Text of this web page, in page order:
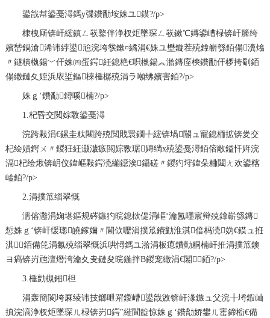
鍙戠幇鍙戞潯鎷у弽鐨勫垵姝ユ鏌?/p>
棣栧厛锛屽綋鎮ㄥ彂鐜伴浄杈炬墜琛ㄥ彂鏉℃嫥鍙嶆椂锛屽簲绔
嬪嵆鍋滄浠讳綍鍙兘浣垮彂鏉¤繘涓€姝ユ壄鏇茬殑鎿嶄綔銆傝瀵熻
〃鐩樻槸鍚﹀仠姝㈣蛋鍔紝鎴栬€呮槸鍚︽湁鏄庢樉鐨勫仠椤挎劅銆
傝繖鏈夊姪浜庡垽鏂棶棰樼殑涓ラ噸绋嬪害銆?/p>
姝ｇ‘鐨勫鐞嗘楠?/p>
1.杞昏交閲婃斁鍙戞潯
浣跨敤涓€鏍圭粏闀跨殑閲戝睘鐗╀綋锛堝閽ュ寵鎴栭拡锛夎交
杞绘嫧鍔ㄨ〃鍐狅紝灏濊瘯閲婃斁琚嫥绱х殑鍙戞潯銆傛敞鎰忓姩浣
滆杞绘煍锛岄伩鍏嶇敤鍔涜繃鐚涘鑷磋〃鍐犳垨鍏朵粬閮ㄤ欢鍙楁
崯銆?/p>
2.涓撲笟缁翠慨
濡傛灉涓婅堪鏂规硶鏃犳晥鎴栨偍涓嶇‘瀹氳嚜宸辩殑鎿嶄綔鏄
惁姝ｇ‘锛屽缓璁皢鎵嬭〃閫佽嚦涓撲笟鐨勭淮淇偣杩涜妫€鏌ュ拰
淇銆備笓涓氱殑缁翠慨浜哄憳鎷ユ湁涓板瘜鐨勭粡楠屽拰涓撲笟鐭
ヨ瘑锛岃兘澶熸洿瀹夊叏鏈夋晥鍦拌В鍐宠繖涓€闂銆?/p>
3.棰勯槻鎺柦
涓轰簡閬垮厤绫讳技鎯呭喌鍐嶆鍙戠敓锛屽湪鏃ュ父浣╂埓鍜屾
搷浣滈浄杈炬墜琛ㄦ椂锛岃鍔″繀閬靛惊姝ｇ‘鐨勪娇鐢ㄦ寚鍗椼€備